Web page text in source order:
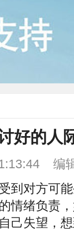
好的人
编
到对方可
情绪负责
己失望，